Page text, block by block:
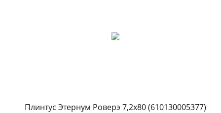
Плинтус Этернум Роверэ 7,2x80 (610130005377)